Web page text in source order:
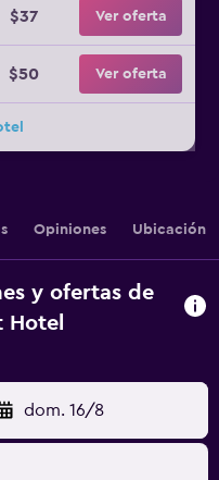
$37 Ver oferta
$50 Ver oferta
Opiniones Ubicación
y ofertas de
Hotel
dom. 16/8